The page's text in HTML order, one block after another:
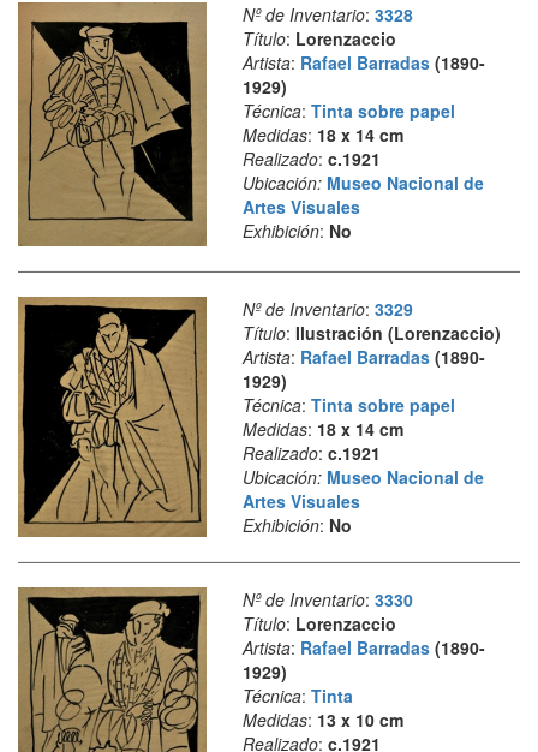
Nº de Inventario: 3328
Título: Lorenzaccio
Artista: Rafael Barradas(1890-
1929)
Técnica: Tinta sobre papel
Medidas: 18 x 14 cm
Realizado: c.1921
Ubicación: Museo Nacional de
Artes Visuales
Exhibición: No
Nº de Inventario: 3329
Título: Ilustración (Lorenzaccio)
Artista: Rafael Barradas(1890-
1929)
Técnica: Tinta sobre papel
Medidas: 18 x 14 cm
Realizado: c.1921
Ubicación: Museo Nacional de
Artes Visuales
Exhibición: No
Nº de Inventario: 3330
Título: Lorenzaccio
Artista: Rafael Barradas(1890-
1929)
Técnica: Tinta
Medidas: 13 x 10 cm
Realizado: c.1921